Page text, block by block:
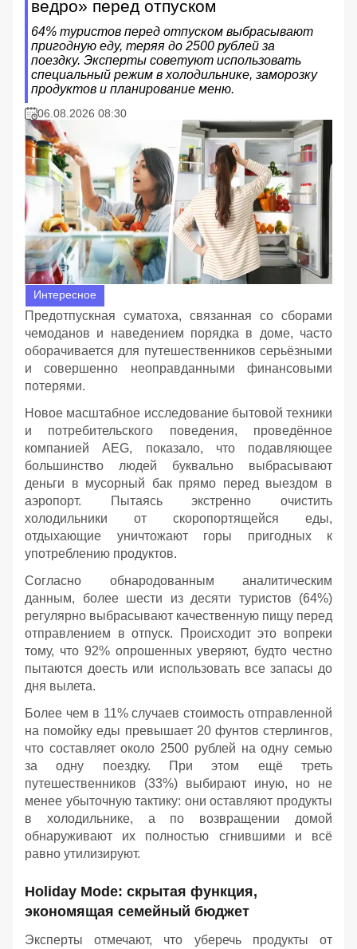
ведро» перед отпуском
64% туристов перед отпуском выбрасывают
пригодную еду, теряя до 2500 рублей за
поездку. Эксперты советуют использовать
специальный режим в холодильнике, заморозку
продуктов и планирование меню.
06.08.2026 08:30
Интересное
Предотпускная суматоха, связанная со сборами
чемоданов и наведением порядка в доме, часто
оборачивается для путешественников серьёзными
и совершенно неоправданными финансовыми
потерями.
Новое масштабное исследование бытовой техники
и потребительского поведения, проведённое
компанией AEG, показало, что подавляющее
большинство людей буквально выбрасывают
деньги в мусорный бак прямо перед выездом в
аэропорт. Пытаясь экстренно очистить
холодильники от скоропортящейся еды,
отдыхающие уничтожают горы пригодных к
употреблению продуктов.
Согласно обнародованным аналитическим
данным, более шести из десяти туристов (64%)
регулярно выбрасывают качественную пищу перед
отправлением в отпуск. Происходит это вопреки
тому, что 92% опрошенных уверяют, будто честно
пытаются доесть или использовать все запасы до
дня вылета.
Более чем в 11% случаев стоимость отправленной
на помойку еды превышает 20 фунтов стерлингов,
что составляет около 2500 рублей на одну семью
за одну поездку. При этом ещё треть
путешественников (33%) выбирают иную, но не
менее убыточную тактику: они оставляют продукты
в холодильнике, а по возвращении домой
обнаруживают их полностью сгнившими и всё
равно утилизируют.
Holiday Mode: скрытая функция,
экономящая семейный бюджет
Эксперты отмечают, что уберечь продукты от